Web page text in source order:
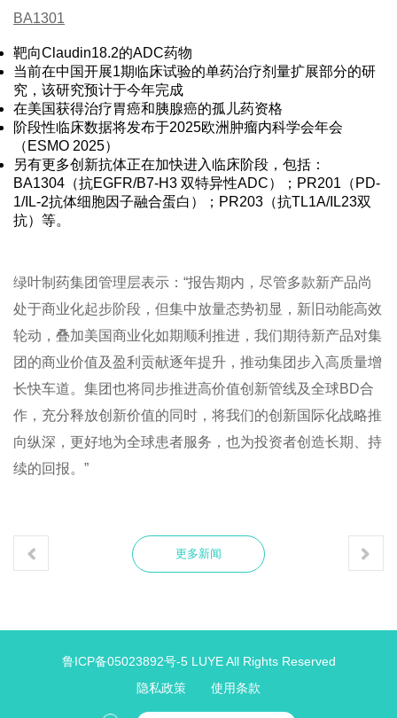
BA1301
靶向Claudin18.2的ADC药物
当前在中国开展1期临床试验的单药治疗剂量扩展部分的研
究，该研究预计于今年完成
在美国获得治疗胃癌和胰腺癌的孤儿药资格
阶段性临床数据将发布于2025欧洲肿瘤内科学会年会
（ESMO 2025）
另有更多创新抗体正在加快进入临床阶段，包括：
BA1304（抗EGFR/B7-H3 双特异性ADC）；PR201（PD-
1/IL-2抗体细胞因子融合蛋白）；PR203（抗TL1A/IL23双
抗）等。
绿叶制药集团管理层表示：“报告期内，尽管多款新产品尚
处于商业化起步阶段，但集中放量态势初显，新旧动能高效
轮动，叠加美国商业化如期顺利推进，我们期待新产品对集
团的商业价值及盈利贡献逐年提升，推动集团步入高质量增
长快车道。集团也将同步推进高价值创新管线及全球BD合
作，充分释放创新价值的同时，将我们的创新国际化战略推
向纵深，更好地为全球患者服务，也为投资者创造长期、持
续的回报。”
更多新闻
鲁ICP备05023892号-5LUYE All Rights Reserved
隐私政策
使用条款